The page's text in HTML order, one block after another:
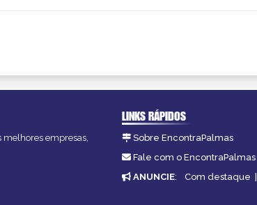
melhores empresas,
LINKS RÁPIDOS
Sobre EncontraPalmas
Fale com o EncontraPalmas
ANUNCIE: Com destaque |